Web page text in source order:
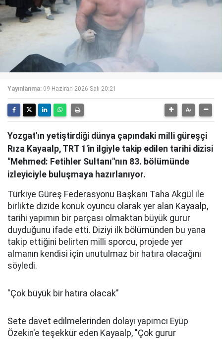
Yayınlanma: 09 Haziran 2026 Salı 20:21
Yozgat'ın yetiştirdiği dünya çapındaki milli güreşçi
Rıza Kayaalp, TRT 1'in ilgiyle takip edilen tarihi dizisi
"Mehmed: Fetihler Sultanı"nın 83. bölümünde
izleyiciyle buluşmaya hazırlanıyor.
Türkiye Güreş Federasyonu Başkanı Taha Akgül ile
birlikte dizide konuk oyuncu olarak yer alan Kayaalp,
tarihi yapımın bir parçası olmaktan büyük gurur
duyduğunu ifade etti. Diziyi ilk bölümünden bu yana
takip ettiğini belirten milli sporcu, projede yer
almanın kendisi için unutulmaz bir hatıra olacağını
söyledi.
"Çok büyük bir hatıra olacak"
Sete davet edilmelerinden dolayı yapımcı Eyüp
Özekin'e teşekkür eden Kayaalp, "Çok gurur